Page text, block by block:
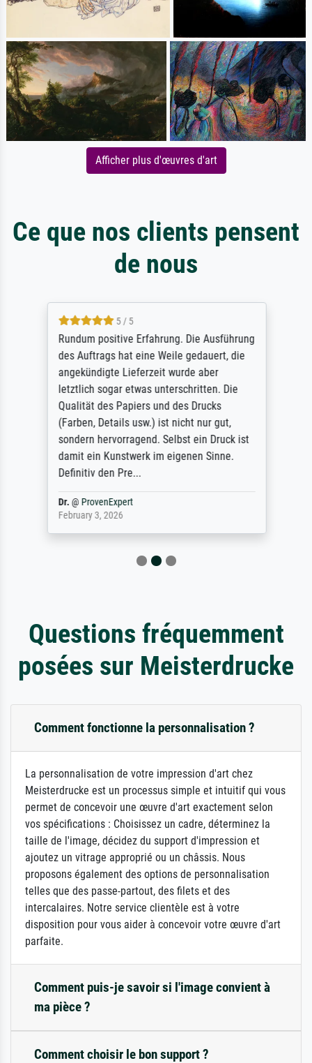
Afficher plus d'œuvres d'art
Ce que nos clients pensent
de nous
5 / 5
Rundum positive Erfahrung. Die Ausführung
des Auftrags hat eine Weile gedauert, die
angekündigte Lieferzeit wurde aber
letztlich sogar etwas unterschritten. Die
Qualität des Papiers und des Drucks
(Farben, Details usw.) ist nicht nur gut,
sondern hervorragend. Selbst ein Druck ist
damit ein Kunstwerk im eigenen Sinne.
Definitiv den Pre...
Dr.@ ProvenExpert
February 3, 2026
Questions fréquemment
posées sur Meisterdrucke
Comment fonctionne la personnalisation ?
La personnalisation de votre impression d'art chez
Meisterdrucke est un processus simple et intuitif qui vous
permet de concevoir une œuvre d'art exactement selon
vos spécifications : Choisissez un cadre, déterminez la
taille de l'image, décidez du support d'impression et
ajoutez un vitrage approprié ou un châssis. Nous
proposons également des options de personnalisation
telles que des passe-partout, des filets et des
intercalaires. Notre service clientèle est à votre
disposition pour vous aider à concevoir votre œuvre d'art
parfaite.
Comment puis-je savoir si l'image convient à
ma pièce ?
Comment choisir le bon support ?